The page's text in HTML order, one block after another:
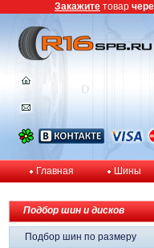
Главная Шины
Подбор шин и дисков
Подбор шин по размеру
Закажите товар